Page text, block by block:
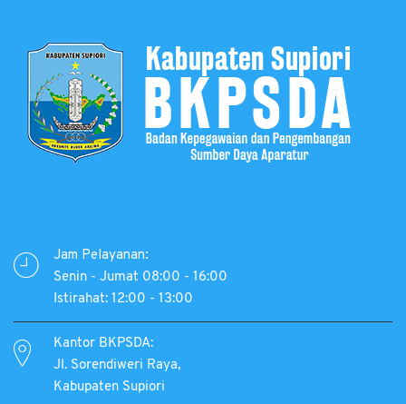
Jam Pelayanan:
Senin - Jumat 08:00 - 16:00
Istirahat: 12:00 - 13:00
Kantor BKPSDA:
Jl. Sorendiweri Raya,
Kabupaten Supiori